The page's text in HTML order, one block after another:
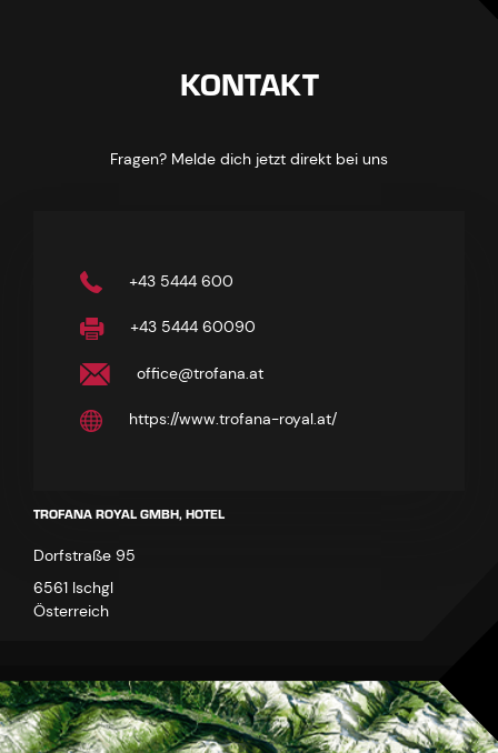
KONTAKT
Fragen? Melde dich jetzt direkt bei uns
+43 5444 600
+43 5444 60090
office@trofana.at
https://www.trofana-royal.at/
TROFANA ROYAL GMBH, HOTEL
Dorfstraße 95
6561 Ischgl
Österreich